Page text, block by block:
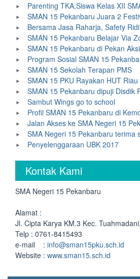
Parenting TKA,Siswa Kelas XII
SMAN 15 Pekanbaru Juara 2
Bersama Jasa Raharja, Safety
SMAN 15 Pekanbaru Belajar Via
SMAN 15 Pekanbaru di Pekan
Program Sosial SMAN 15
SMAN 15 Sekolah Terapan PMS
SMAN 15 PKU Rayakan HUT Riau
SMAN 15 Pekanbaru dipuji Disdik
Sambut Wings go to school
Profil SMAN 15 Pekanbaru di
Jalan Akses ke SMA Negeri 15
SMA Negeri 15 Pekanbaru terima
Penyelenggaraan UBK 2017
Kontak Kami
SMA Negeri 15 Pekanbaru
Alamat :
Jl. Cipta Karya KM.3 Kec.
Telp : 0761-8415493
e-mail : info@sman15pku.sch.id
Website : www.sman15.sch.id